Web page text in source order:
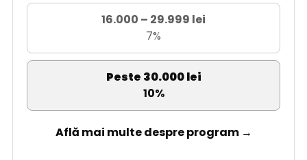
16.000 – 29.999 lei
7%
Peste 30.000 lei
10%
Află mai multe despre program →